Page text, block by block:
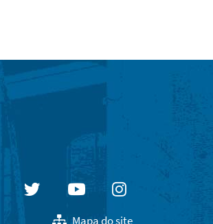
FacebookTwitterYoutubeInstagram
Mapa do site